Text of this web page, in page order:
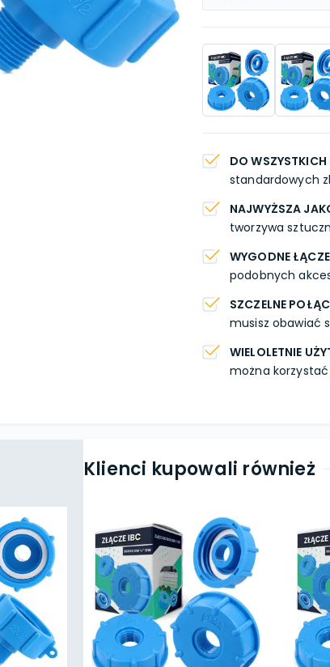
DO
standardowych
NAJWYŻSZA
tworzywa
WYGODNE
podobnych
SZCZELNE
musisz obawiać
WIELOLETNIE
można korzystać
Klienci kupowali również